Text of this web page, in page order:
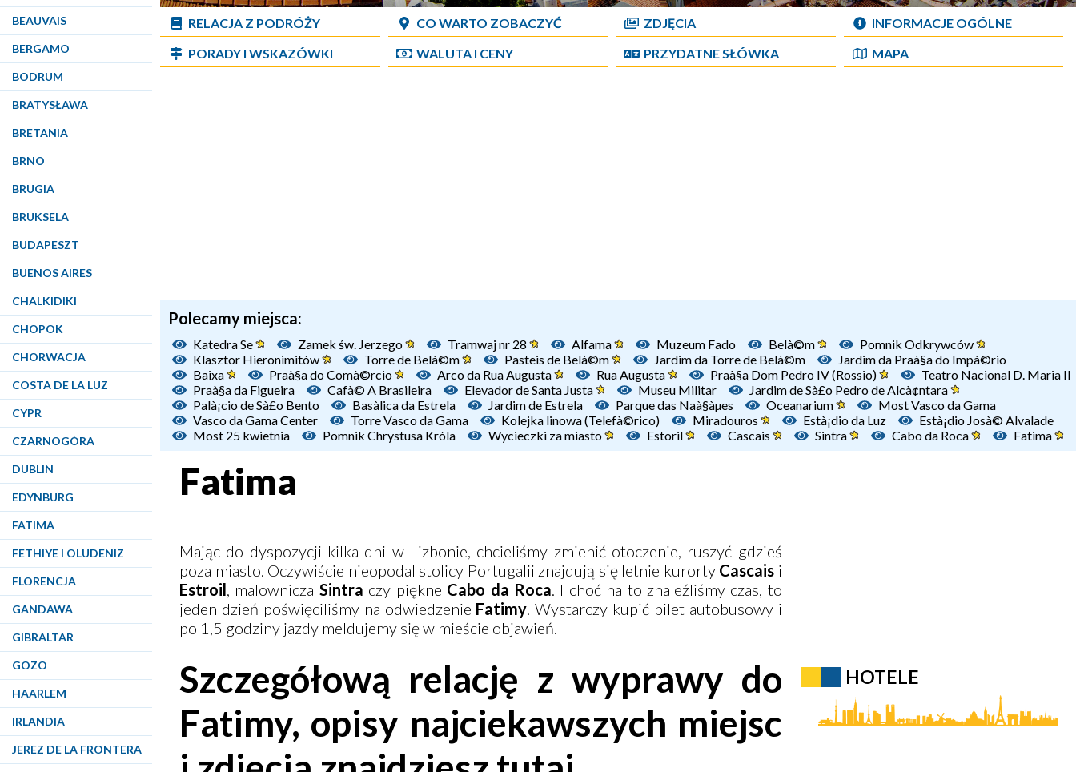
BEAUVAIS
BERGAMO
BODRUM
BRATYSŁAWA
BRETANIA
BRNO
BRUGIA
BRUKSELA
BUDAPESZT
BUENOS AIRES
CHALKIDIKI
CHOPOK
CHORWACJA
COSTA DE LA LUZ
CYPR
CZARNOGÓRA
DUBLIN
EDYNBURG
FATIMA
FETHIYE I OLUDENIZ
FLORENCJA
GANDAWA
GIBRALTAR
GOZO
HAARLEM
IRLANDIA
JEREZ DE LA FRONTERA
RELACJA Z PODRÓŻY CO WARTO ZOBACZYĆ ZDJĘCIA
INFORMACJE OGÓLNE
PORADY I WSKAZÓWKI
WALUTA I CENY PRZYDATNE SŁÓWKA MAPA
Polecamy miejsca:
Katedra Se Zamek św. Jerzego Tramwaj nr 28 Alfama Muzeum Fado Belà©m
Pomnik Odkrywców
Klasztor Hieronimitów
Torre de Belà©m Pasteis de Belà©m Jardim da Torre de Belà©m
Jardim da Praà§a do Impà©rio
Baixa
Praà§a do Comà©rcio Arco da Rua Augusta Rua Augusta Praà§a Dom Pedro IV (Rossio)
Teatro Nacional D. Maria II
Praà§a da Figueira
Cafà© A Brasileira Elevador de Santa Justa Museu Militar
Jardim de Sà£o Pedro de Alcà¢ntara
Palà¡cio de Sà£o Bento
Basà­lica da Estrela Jardim de Estrela Parque das Naà§àµes Oceanarium
Most Vasco da Gama
Vasco da Gama Center
Torre Vasco da Gama Kolejka linowa (Telefà©rico) Miradouros Està¡dio da Luz
Està¡dio Josà© Alvalade
Most 25 kwietnia
Pomnik Chrystusa Króla Wycieczki za miasto Estoril Cascais Sintra Cabo da Roca Fatima
Fatima
Mając do dyspozycji kilka dni w Lizbonie, chcieliśmy zmienić otoczenie, ruszyć gdzieś
poza miasto. Oczywiście nieopodal stolicy Portugalii znajdują się letnie kurortyCascais i
Estroil, malownicza Sintra czy piękne Cabo da Roca. I choć na to znaleźliśmy czas, to
jeden dzień poświęciliśmy na odwiedzenie Fatimy. Wystarczy kupić bilet autobusowy i
po 1,5 godziny jazdy meldujemy się w mieście objawień.
Szczegółową relację z wyprawy do
Fatimy, opisy najciekawszych miejsc
HOTELE